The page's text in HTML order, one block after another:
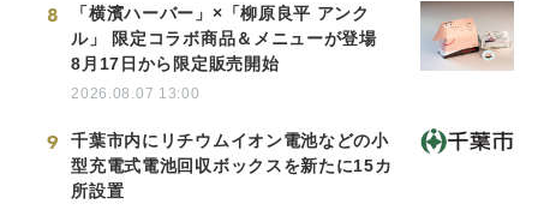
8
「横濱ハーバー」×「柳原良平 アンク
ル」 限定コラボ商品＆メニューが登場
8月17日から限定販売開始
2026.08.07 13:00
9
千葉市内にリチウムイオン電池などの小
型充電式電池回収ボックスを新たに15カ
所設置